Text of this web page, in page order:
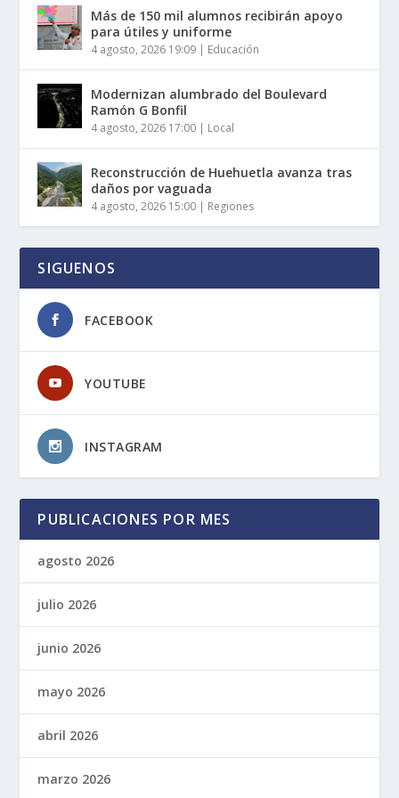
Más de 150 mil alumnos recibirán apoyo
para útiles y uniforme
4 agosto, 2026 19:09 Educación
Modernizan alumbrado del Boulevard
Ramón G Bonfil
4 agosto, 2026 17:00 Local
Reconstrucción de Huehuetla avanza tras
daños por vaguada
4 agosto, 2026 15:00 Regiones
SIGUENOS
FACEBOOK
YOUTUBE
INSTAGRAM
PUBLICACIONES POR MES
agosto 2026
julio 2026
junio 2026
mayo 2026
abril 2026
marzo 2026